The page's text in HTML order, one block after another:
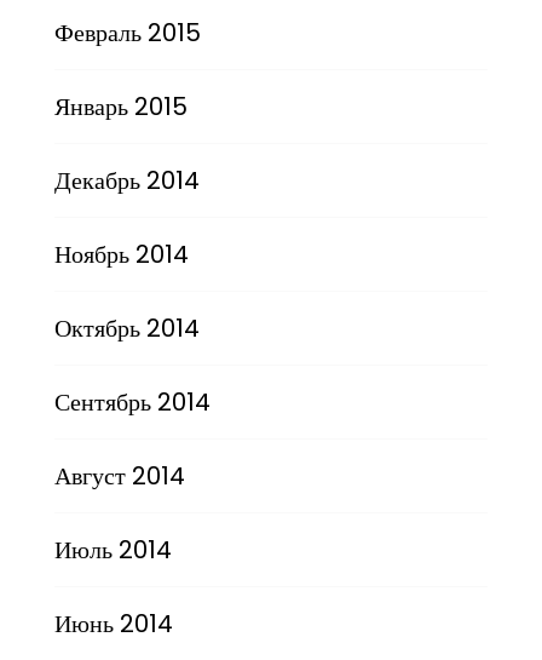
Февраль 2015
Январь 2015
Декабрь 2014
Ноябрь 2014
Октябрь 2014
Сентябрь 2014
Август 2014
Июль 2014
Июнь 2014